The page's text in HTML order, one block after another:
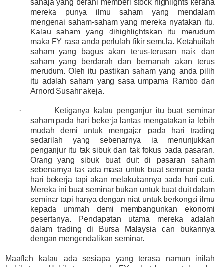
sahaja yang berani memberi stock highlights kerana
mereka punya ilmu saham yang mendalam
mengenai saham-saham yang mereka nyatakan itu.
Kalau saham yang dihighlightskan itu merudum
maka FY rasa anda perlulah fikir semula. Ketahuilah
saham yang bagus akan terus-terusan naik dan
saham yang berdarah dan bernanah akan terus
merudum. Oleh itu pastikan saham yang anda pilih
itu adalah saham yang sasa umpama Rambo dan
Arnord Susahnakeja.
· Ketiganya kalau penganjur itu buat seminar
saham pada hari bekerja lantas mengatakan ia lebih
mudah demi untuk mengajar pada hari trading
sedarilah yang sebenarnya ia menunjukkan
penganjur itu tak sibuk dan tak fokus pada pasaran.
Orang yang sibuk buat duit di pasaran saham
sebenarnya tak ada masa untuk buat seminar pada
hari bekerja tapi akan melakukannya pada hari cuti.
Mereka ini buat seminar bukan untuk buat duit dalam
seminar tapi hanya dengan niat untuk berkongsi ilmu
kepada ummah demi membangunkan ekonomi
pesertanya. Pendapatan utama mereka adalah
dalam trading di Bursa Malaysia dan bukannya
dengan mengendalikan seminar.
Maaflah kalau ada sesiapa yang terasa namun inilah